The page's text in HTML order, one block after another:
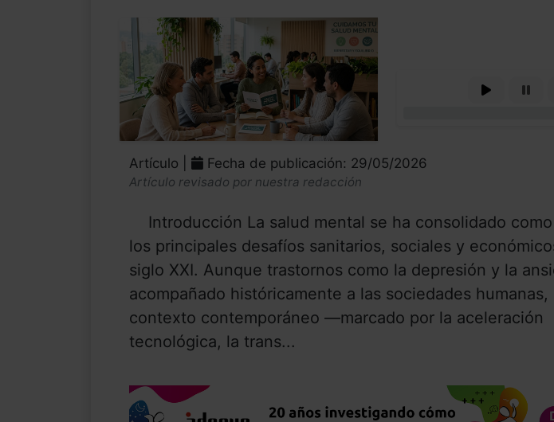
Artículo | Fecha de publicación: 29/05/2026
Artículo revisado por nuestra redacción
Introducción La salud mental se ha consolidado
los principales desafíos sanitarios, sociales y
siglo XXI. Aunque trastornos como la depresión y la
acompañado históricamente a las sociedades humanas,
contexto contemporáneo —marcado por la aceleración
tecnológica, la trans...